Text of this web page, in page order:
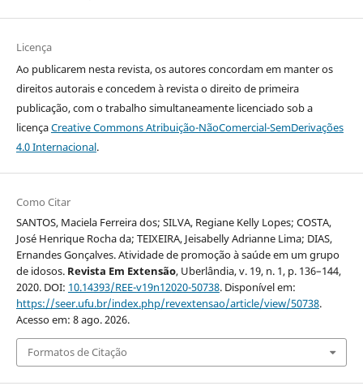
Licença
Ao publicarem nesta revista, os autores concordam em manter os
direitos autorais e concedem à revista o direito de primeira
publicação, com o trabalho simultaneamente licenciado sob a
licençaCreative Commons Atribuição-NãoComercial-SemDerivações
4.0 Internacional.
Como Citar
SANTOS, Maciela Ferreira dos; SILVA, Regiane Kelly Lopes; COSTA,
José Henrique Rocha da; TEIXEIRA, Jeisabelly Adrianne Lima; DIAS,
Ernandes Gonçalves. Atividade de promoção à saúde em um grupo
de idosos. Revista Em Extensão, Uberlândia, v. 19, n. 1, p. 136–144,
2020. DOI: 10.14393/REE-v19n12020-50738. Disponível em:
https://seer.ufu.br/index.php/revextensao/article/view/50738.
Acesso em: 8 ago. 2026.
Formatos de Citação